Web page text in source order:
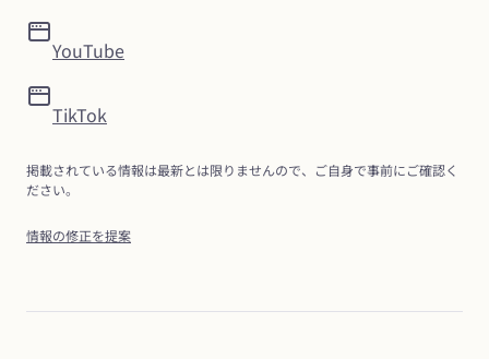
YouTube
TikTok
掲載されている情報は最新とは限りませんので、ご自身で事前にご確認く
ださい。
情報の修正を提案